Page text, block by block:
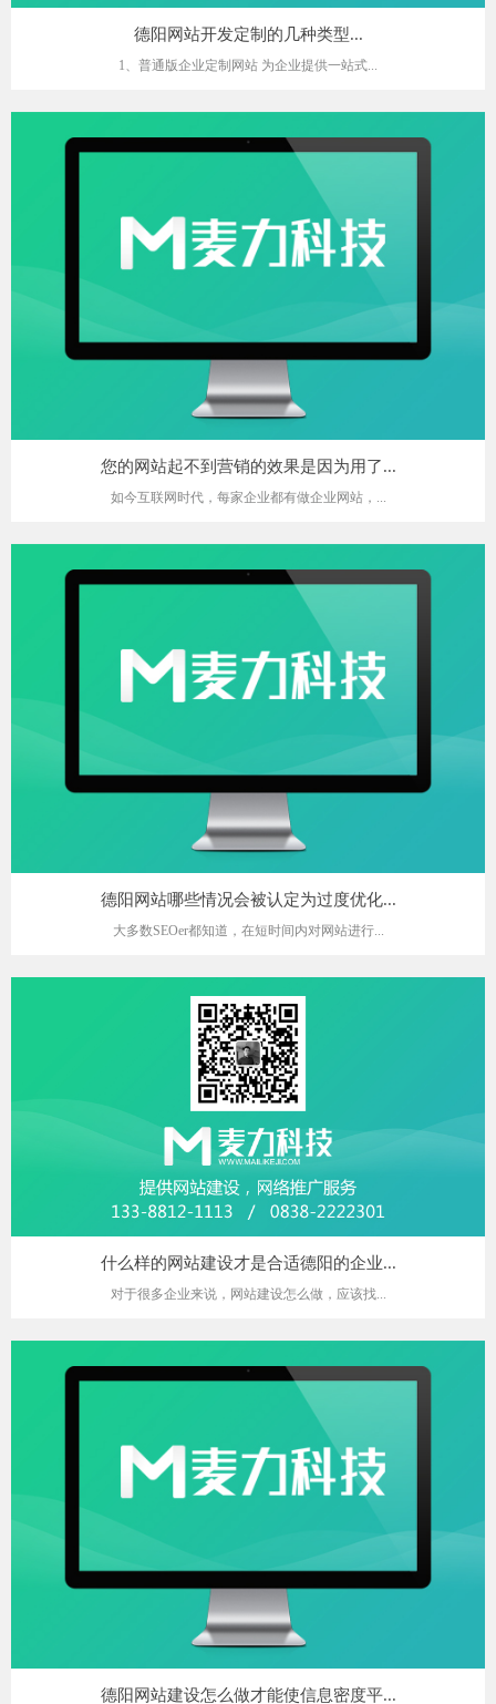
德阳网站开发定制的几种类型...
1、普通版企业定制网站 为企业提供一站式...
您的网站起不到营销的效果是因为用了...
如今互联网时代，每家企业都有做企业网站，...
德阳网站哪些情况会被认定为过度优化...
大多数SEOer都知道，在短时间内对网站进行...
什么样的网站建设才是合适德阳的企业...
对于很多企业来说，网站建设怎么做，应该找...
德阳网站建设怎么做才能使信息密度平...